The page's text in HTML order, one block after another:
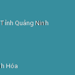
Quảng Ninh
Hóa